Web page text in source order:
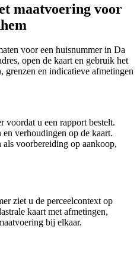
maatvoering voor
voor een huisnummer in Da
open de kaart en gebruik het
grenzen en indicatieve afmetingen
voordat u een rapport bestelt.
verhoudingen op de kaart.
voorbereiding op aankoop,
ziet u de perceelcontext op
kaart met afmetingen,
bij elkaar.